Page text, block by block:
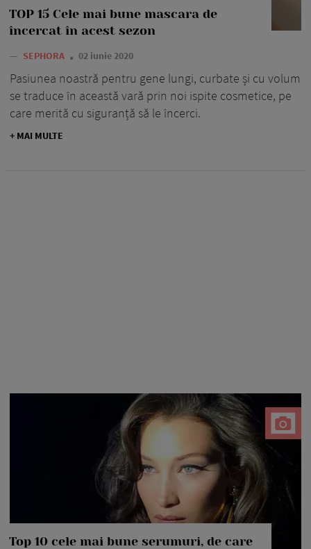
TOP 15 Cele mai bune mascara de
încercat în acest sezon
— SEPHORA 02 iunie 2020
Pasiunea noastră pentru gene lungi, curbate și cu volum
se traduce în această vară prin noi ispite cosmetice, pe
care merită cu siguranță să le încerci.
+ MAI MULTE
Top 10 cele mai bune serumuri, de care